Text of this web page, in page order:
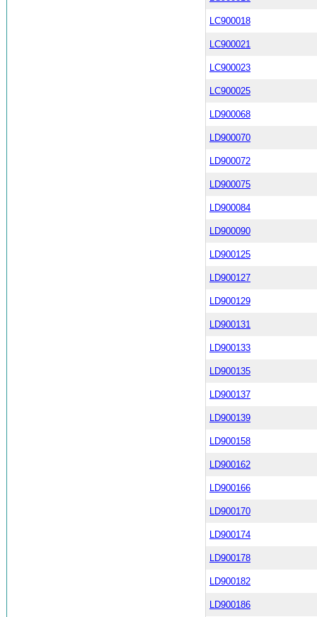
LC900018
LC900021
LC900023
LC900025
LD900068
LD900070
LD900072
LD900075
LD900084
LD900090
LD900125
LD900127
LD900129
LD900131
LD900133
LD900135
LD900137
LD900139
LD900158
LD900162
LD900166
LD900170
LD900174
LD900178
LD900182
LD900186